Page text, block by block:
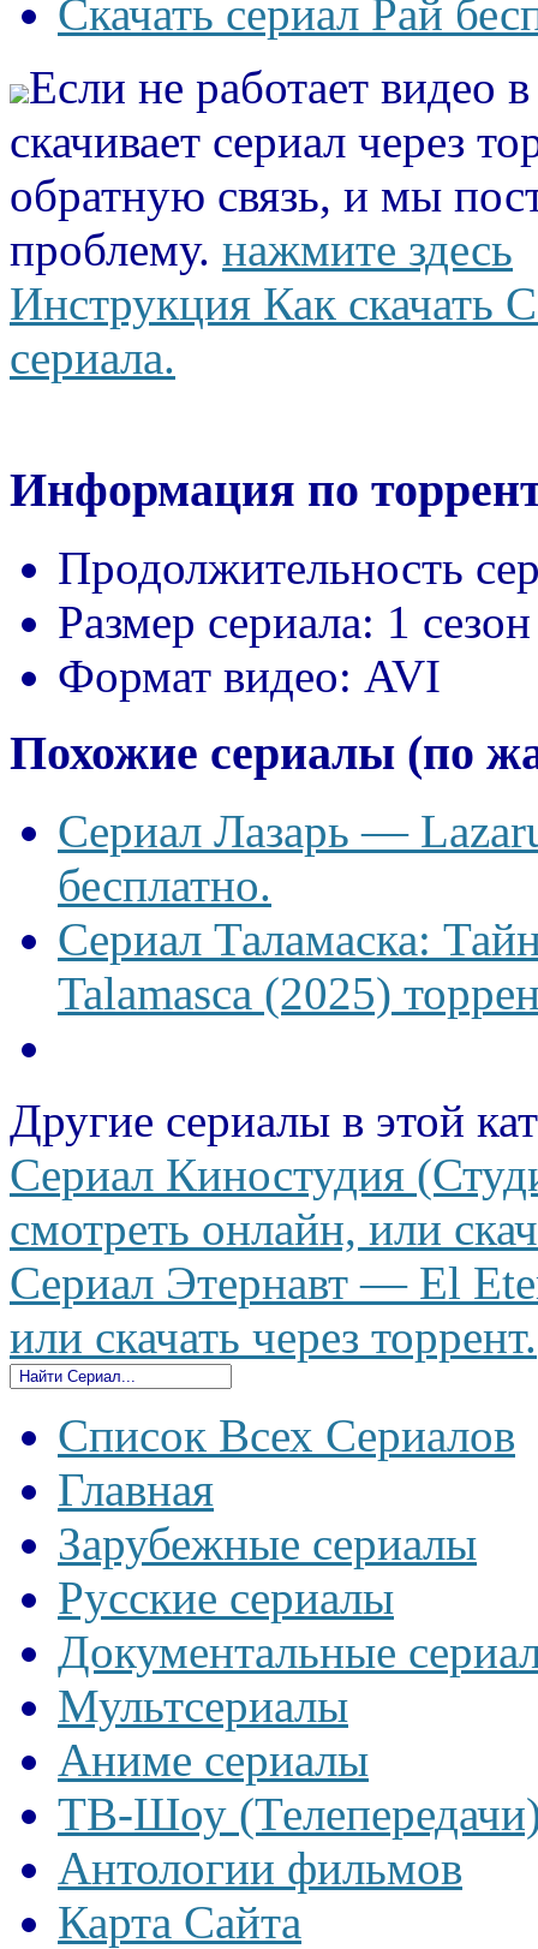
Скачать сериал Рай
Если не работает видео
скачивает сериал через
обратную связь, и мы
проблему. нажмите здесь
Инструкция Как скачать
сериала.
Информация по
Продолжительность
Размер сериала: 1
Формат видео: AVI
Похожие сериалы (по
Сериал Лазарь —
бесплатно.
Сериал Таламаска:
Talamasca (2025)
Другие сериалы в этой
Сериал Киностудия
смотреть онлайн, или
Сериал Этернавт — El
или скачать через торрент.
Список Всех Сериалов
Главная
Зарубежные сериалы
Русские сериалы
Документальные
Мультсериалы
Аниме сериалы
ТВ-Шоу
Антологии фильмов
Карта Сайта